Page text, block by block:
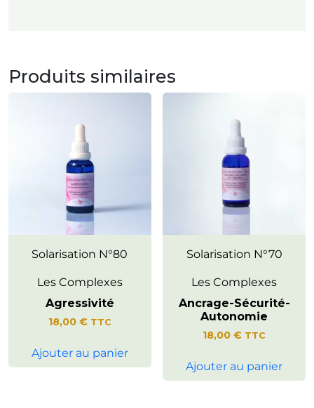
Produits similaires
Invite à cultiver un sentiment
sérénité dans les relations avec
Solarisation N°80
Les Complexes
Agressivité
18,00 € TTC
Ajouter au panier
Encourage une présence plus
ressentis.
naturels d’équilibre intérieur et
de mieux-être.
Solarisation N°70
Les Complexes
Ancrage-Sécurité-
Autonomie
18,00€ TTC
Ajouter au panier